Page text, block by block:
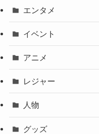
エンタメ
イベント
アニメ
レジャー
人物
グッズ